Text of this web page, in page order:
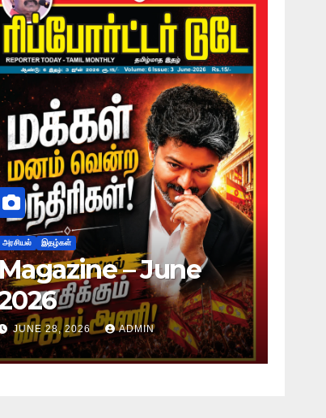
அரசியல் இதழ்கள்
– June
JUNE 28, 2026 ADMIN